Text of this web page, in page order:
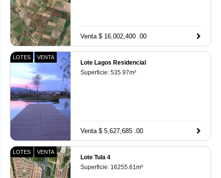
Venta $ 16,002,400 .00
LOTES VENTA
Lote Lagos Residencial
Superficie: 535.97m²
Venta $ 5,627,685 .00
LOTES VENTA
Lote Tula 4
Superficie: 16255.61 m²